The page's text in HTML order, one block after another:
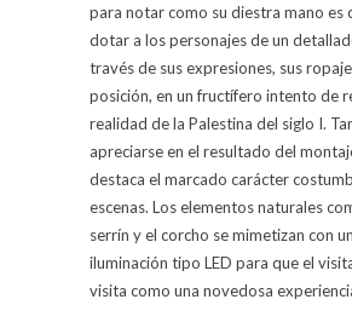
para notar como su diestra mano es
dotar a los personajes de un
través de sus expresiones, sus
posición, en un fructífero intento de
realidad de la Palestina del siglo I.
apreciarse en el resultado del
destaca el marcado carácter
escenas. Los elementos naturales
serrín y el corcho se mimetizan con
iluminación tipo LED para que el
visita como una novedosa